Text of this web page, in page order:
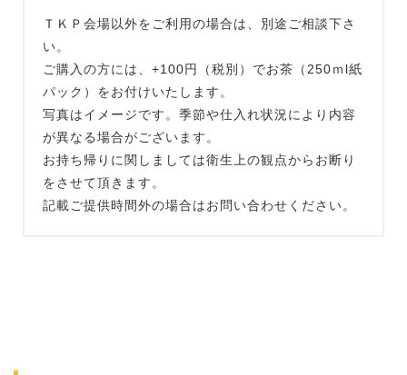
ＴＫＰ会場以外をご利用の場合は、別途ご相談下さ
い。
ご購入の方には、+100円（税別）でお茶（250ｍl紙
パック）をお付けいたします。
写真はイメージです。季節や仕入れ状況により内容
が異なる場合がございます。
お持ち帰りに関しましては衛生上の観点からお断り
をさせて頂きます。
記載ご提供時間外の場合はお問い合わせください。